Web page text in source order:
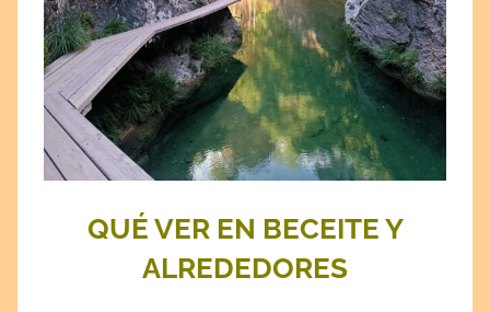
QUÉ VER EN BECEITE Y
ALREDEDORES